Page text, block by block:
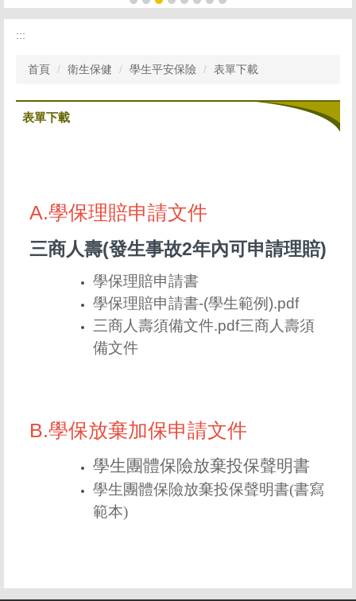
:::
首頁 衛生保健 學生平安保險 表單下載
表單下載
A.學保理賠申請文件
三商人壽(發生事故2年內可申請理賠)
學保理賠申請書
學保理賠申請書-(學生範例).pdf
三商人壽須備文件.pdf三商人壽須
備文件
B.學保放棄加保申請文件
學生團體保險放棄投保聲明書
學生團體保險放棄投保聲明書(書寫
範本)